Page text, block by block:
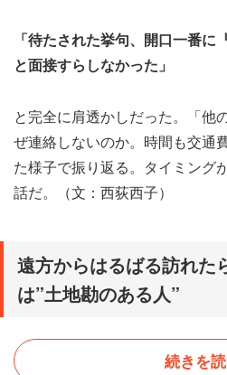
「待たされた挙句、開口一番に
と面接すらしなかった」
と完全に肩透かしだった。「他
ぜ連絡しないのか。時間も交通
た様子で振り返る。タイミング
話だ。（文：西荻西子）
遠方からはるばる訪れた
は”土地勘のある人”
続きを